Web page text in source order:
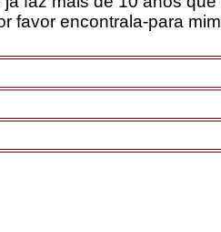
favor encontrala-para